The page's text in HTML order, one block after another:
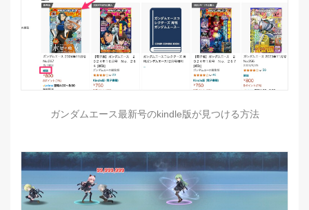
ガンダムエース最新号のkindle版が見つける方法